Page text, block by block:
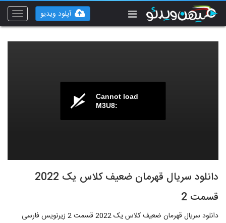
Toggle
آپلود ویدیو
Cannot load
M3U8:
دانلود سریال قهرمان ضعیف کلاس یک 2022
قسمت 2
دانلود سریال قهرمان ضعیف کلاس یک 2022 قسمت 2 زیرنویس فارسی